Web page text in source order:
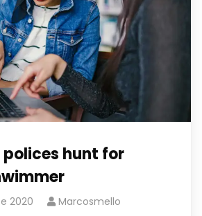
hunt for
2020 Marcosmello